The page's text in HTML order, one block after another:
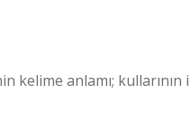
kelime anlamı;